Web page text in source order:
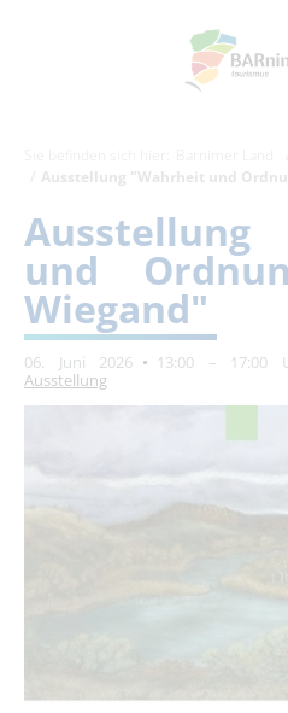
Ausstellung "Wahrheit und
und
Wiegand"
06. Juni 2026 13:00 – 17:00
Ausstellung